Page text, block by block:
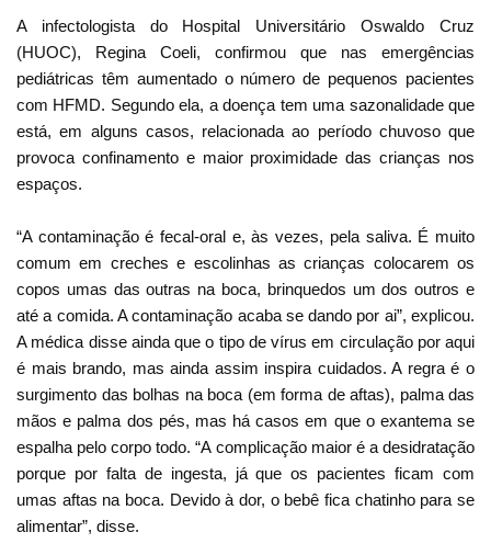
A infectologista do Hospital Universitário Oswaldo Cruz
(HUOC), Regina Coeli, confirmou que nas emergências
pediátricas têm aumentado o número de pequenos pacientes
com HFMD. Segundo ela, a doença tem uma sazonalidade que
está, em alguns casos, relacionada ao período chuvoso que
provoca confinamento e maior proximidade das crianças nos
espaços.
“A contaminação é fecal-oral e, às vezes, pela saliva. É muito
comum em creches e escolinhas as crianças colocarem os
copos umas das outras na boca, brinquedos um dos outros e
até a comida. A contaminação acaba se dando por ai”, explicou.
A médica disse ainda que o tipo de vírus em circulação por aqui
é mais brando, mas ainda assim inspira cuidados. A regra é o
surgimento das bolhas na boca (em forma de aftas), palma das
mãos e palma dos pés, mas há casos em que o exantema se
espalha pelo corpo todo. “A complicação maior é a desidratação
porque por falta de ingesta, já que os pacientes ficam com
umas aftas na boca. Devido à dor, o bebê fica chatinho para se
alimentar”, disse.